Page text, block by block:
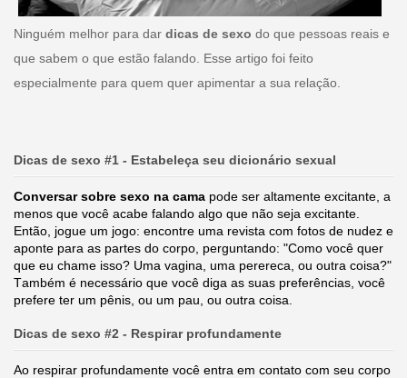
Ninguém melhor para dar dicas de sexo do que pessoas reais e
que sabem o que estão falando. Esse artigo foi feito
especialmente para quem quer apimentar a sua relação.
Dicas de sexo #1 - Estabeleça seu dicionário sexual
Conversar sobre sexo na camapode ser altamente excitante, a
menos que você acabe falando algo que não seja excitante.
Então, jogue um jogo: encontre uma revista com fotos de nudez e
aponte para as partes do corpo, perguntando: "Como você quer
que eu chame isso? Uma vagina, uma perereca, ou outra coisa?"
Também é necessário que você diga as suas preferências, você
prefere ter um pênis, ou um pau, ou outra coisa.
Dicas de sexo #2 - Respirar profundamente
Ao respirar profundamente você entra em contato com seu corpo